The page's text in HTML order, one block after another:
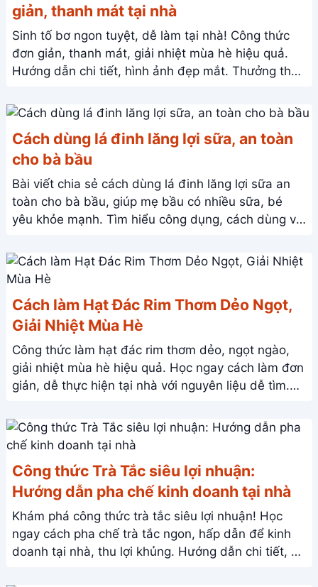
giản, thanh mát tại nhà
Sinh tố bơ ngon tuyệt, dễ làm tại nhà! Công thức
đơn giản, thanh mát, giải nhiệt mùa hè hiệu quả.
Hướng dẫn chi tiết, hình ảnh đẹp mắt. Thưởng thức
Cách dùng lá đinh lăng lợi sữa, an toàn
cho bà bầu
Bài viết chia sẻ cách dùng lá đinh lăng lợi sữa an
toàn cho bà bầu, giúp mẹ bầu có nhiều sữa, bé
yêu khỏe mạnh. Tìm hiểu công dụng, cách dùng và
Cách làm Hạt Đác Rim Thơm Dẻo Ngọt,
Giải Nhiệt Mùa Hè
Công thức làm hạt đác rim thơm dẻo, ngọt ngào,
giải nhiệt mùa hè hiệu quả. Học ngay cách làm đơn
giản, dễ thực hiện tại nhà với nguyên liệu dễ tìm.
Công thức Trà Tắc siêu lợi nhuận:
Hướng dẫn pha chế kinh doanh tại nhà
Khám phá công thức trà tắc siêu lợi nhuận! Học
ngay cách pha chế trà tắc ngon, hấp dẫn để kinh
doanh tại nhà, thu lợi khủng. Hướng dẫn chi tiết, dễ